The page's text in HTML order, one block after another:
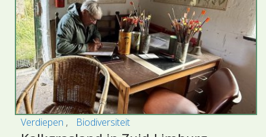
Verdiepen Biodiversiteit